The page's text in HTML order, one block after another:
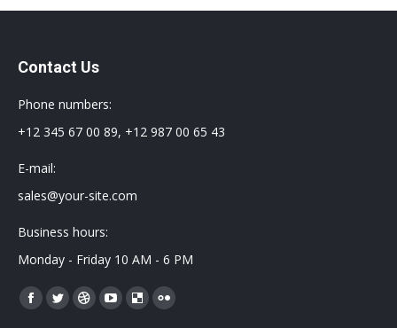
Contact Us
Phone numbers:
+12 345 67 00 89, +12 987 00 65 43
E-mail:
sales@your-site.com
Business hours:
Monday - Friday 10 AM - 6 PM
Encuéntranos en:
Facebook
TwitterDribbbleYouTube
Delicious
Flickr